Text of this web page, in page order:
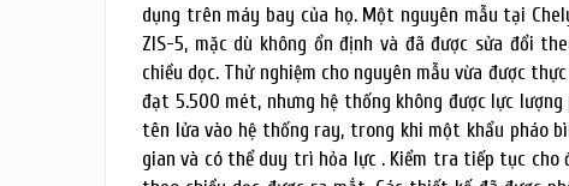
dụng trên máy bay của họ. Một nguyên mẫu tại
ZIS-5, mặc dù không ổn định và đã được sửa đổi
chiều dọc. Thử nghiệm cho nguyên mẫu vừa được
đạt 5.500 mét, nhưng hệ thống không được lực
tên lửa vào hệ thống ray, trong khi một khẩu pháo
gian và có thể duy trì hỏa lực . Kiểm tra tiếp tục cho